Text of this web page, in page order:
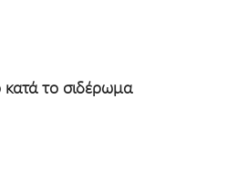
το σιδέρωμα